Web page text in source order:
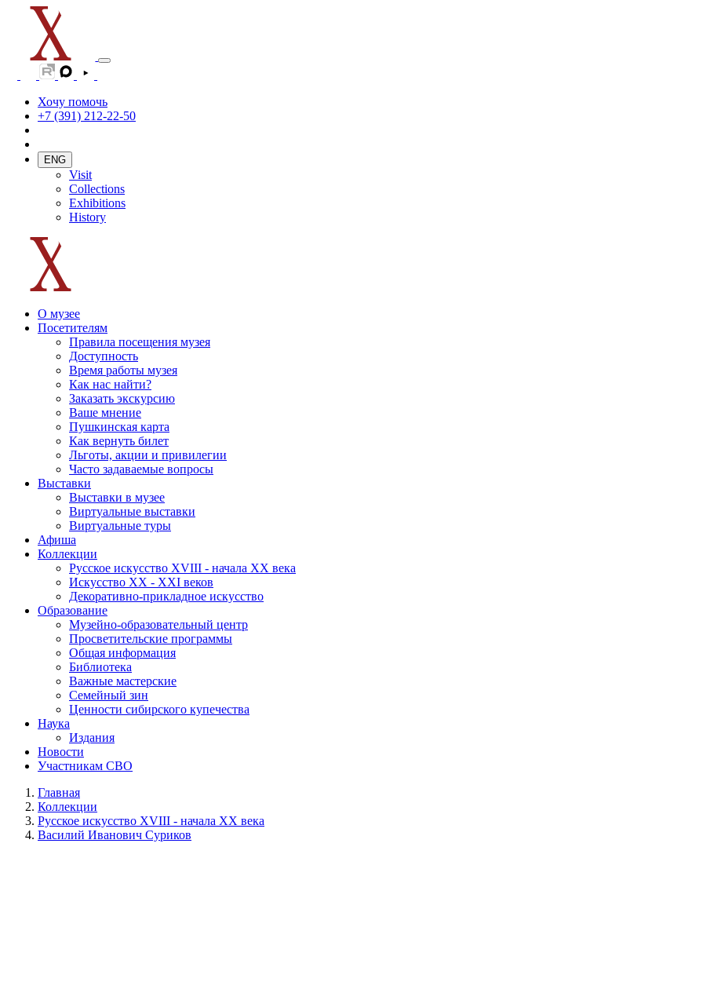
Хочу помочь
+7 (391) 212-22-50
ENG
Visit
Collections
Exhibitions
History
О музее
Посетителям
Правила посещения музея
Доступность
Время работы музея
Как нас найти?
Заказать экскурсию
Ваше мнение
Пушкинская карта
Как вернуть билет
Льготы, акции и привилегии
Часто задаваемые вопросы
Выставки
Выставки в музее
Виртуальные выставки
Виртуальные туры
Афиша
Коллекции
Русское искусство ХVIII - начала ХХ века
Искусство ХХ - ХХI веков
Декоративно-прикладное искусство
Образование
Музейно-образовательный центр
Просветительские программы
Общая информация
Библиотека
Важные мастерские
Семейный зин
Ценности сибирского купечества
Наука
Издания
Новости
Участникам СВО
Главная
Коллекции
Русское искусство ХVIII - начала ХХ века
Василий Иванович Суриков